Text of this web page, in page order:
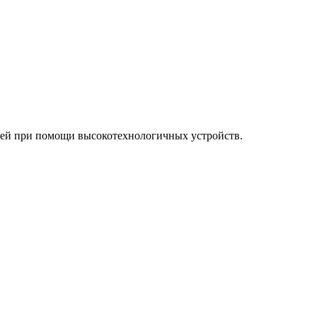
при помощи высокотехнологичных устройств.